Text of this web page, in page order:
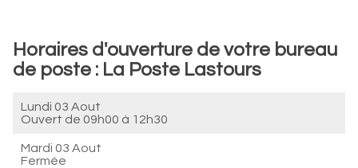
Horaires d'ouverture de votre bureau
de poste : La Poste Lastours
Lundi 03 Aout
Ouvert de 09h00 à 12h30
Mardi 03 Aout
Fermée